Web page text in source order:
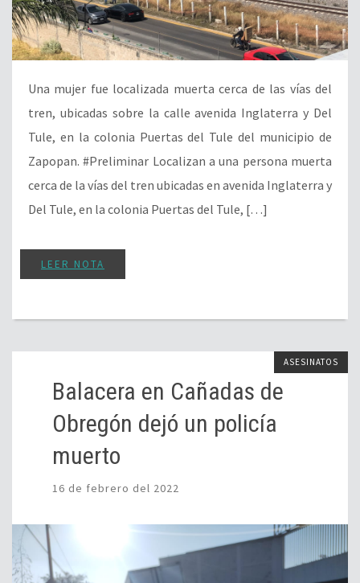
Una mujer fue localizada muerta cerca de las vías del
tren, ubicadas sobre la calle avenida Inglaterra y Del
Tule, en la colonia Puertas del Tule del municipio de
Zapopan. #Preliminar Localizan a una persona muerta
cerca de la vías del tren ubicadas en avenida Inglaterra y
Del Tule, en la colonia Puertas del Tule, […]
LEER NOTA
ASESINATOS
Balacera en Cañadas de
Obregón dejó un policía
muerto
16 de febrero del 2022